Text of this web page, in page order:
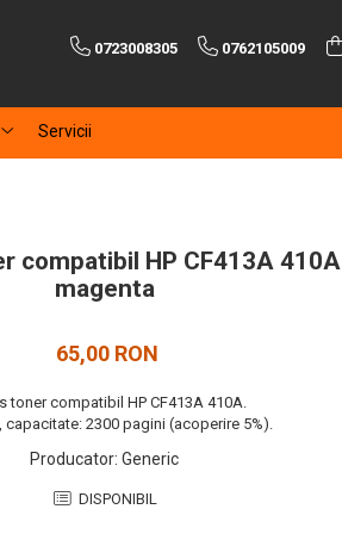
0723008305 0762105009
Servicii
compatibil HP CF413A 410A
magenta
65,00 RON
toner compatibil HP CF413A 410A.
capacitate: 2300 pagini (acoperire 5%).
Producator: Generic
DISPONIBIL